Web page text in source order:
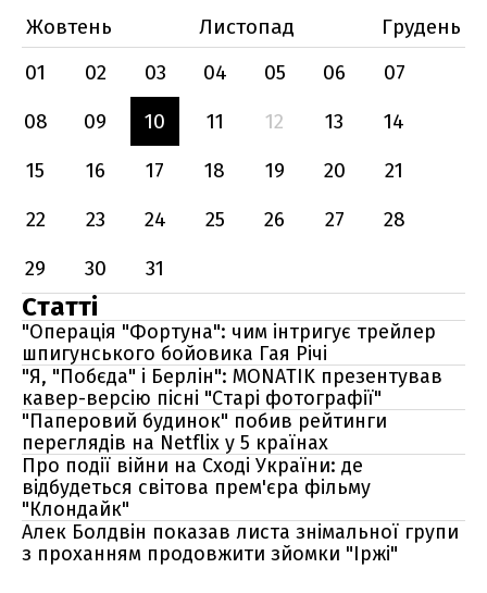
Жовтень
Листопад
Грудень
01
02 03 04 05 06
07
08
09 10 11 12 13
14
15
16 17 18 19 20
21
22
23 24 25 26 27
28
29
30 31
Статті
"Операція "Фортуна": чим інтригує трейлер
шпигунського бойовика Гая Річі
"‎‎Я, "Побєда" і Берлін": MONATIK презентував
кавер-версію пісні "Старі фотографії"
"Паперовий будинок" побив рейтинги
переглядів на Netflix у 5 країнах
Про події війни на Сході України: де
відбудеться світова прем'єра фільму
"Клондайк"
Алек Болдвін показав листа знімальної групи
з проханням продовжити зйомки "Іржі"